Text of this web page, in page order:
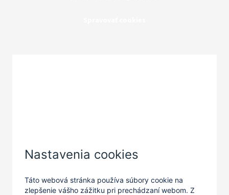
Nastavenia cookies
Táto webová stránka používa súbory cookie na
zlepšenie vášho zážitku pri prechádzaní webom. Z